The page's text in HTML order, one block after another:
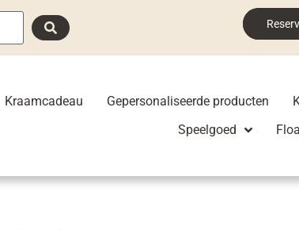
Kraamcadeau Gepersonaliseerde producten
Speelgoed